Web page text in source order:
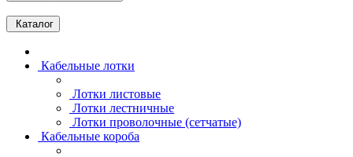
Каталог
Кабельные лотки
Лотки листовые
Лотки лестничные
Лотки проволочные (сетчатые)
Кабельные короба